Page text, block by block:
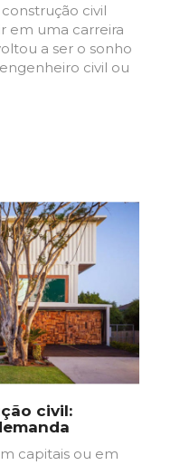
civil
em uma carreira
a ser o sonho
civil ou
civil:
capitais ou em